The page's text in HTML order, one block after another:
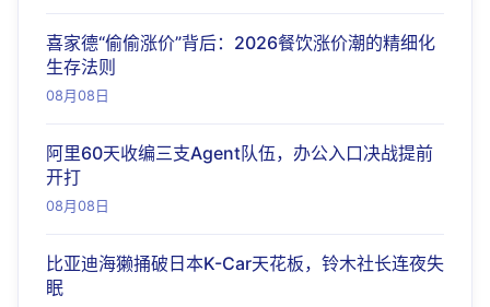
喜家德“偷偷涨价”背后：2026餐饮涨价潮的精细化
生存法则
08月08日
阿里60天收编三支Agent队伍，办公入口决战提前
开打
08月08日
比亚迪海獭捅破日本K-Car天花板，铃木社长连夜失
眠